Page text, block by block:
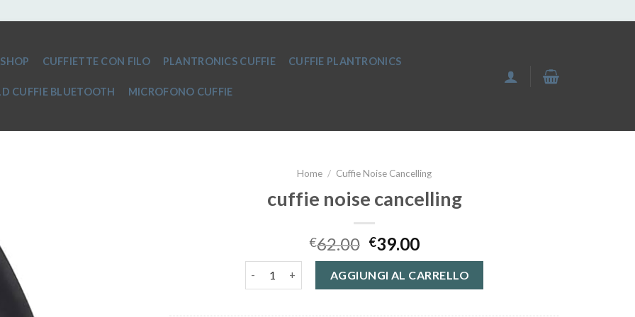
SHOP CUFFIETTE CON FILO PLANTRONICS CUFFIE CUFFIE PLANTRONICS
CUFFIE BLUETOOTH MICROFONO CUFFIE
Home / Cuffie Noise Cancelling
cuffie noise cancelling
€62.00 €39.00
AGGIUNGI AL CARRELLO